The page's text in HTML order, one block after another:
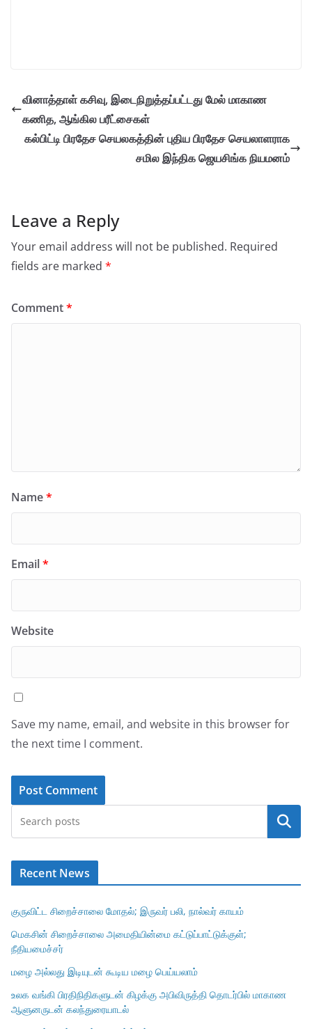
வினாத்தாள் கசிவு, இடைநிறுத்தப்பட்டது மேல் மாகாண
கணித, ஆங்கில பரீட்சைகள்
கல்பிட்டி பிரதேச செயலகத்தின் புதிய பிரதேச செயலாளராக
சமில இந்திக ஜெயசிங்க நியமனம்
Leave a Reply
Your email address will not be published. Required
fields are marked *
Comment*
Name*
Email*
Website
Save my name, email, and website in this browser for
the next time I comment.
Search
Recent News
குருவிட்ட சிறைச்சாலை மோதல்; இருவர் பலி, நால்வர் காயம்
மெகசின் சிறைச்சாலை அமைதியின்மை கட்டுப்பாட்டுக்குள்;
நீதியமைச்சர்
மழை அல்லது இடியுடன் கூடிய மழை பெய்யலாம்
உலக வங்கி பிரதிநிதிகளுடன் கிழக்கு அபிவிருத்தி தொடர்பில் மாகாண
ஆளுனருடன் கலந்துரையாடல்